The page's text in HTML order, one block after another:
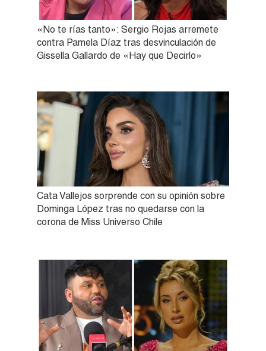
«No te rías tanto»: Sergio Rojas arremete
contra Pamela Díaz tras desvinculación de
Gissella Gallardo de «Hay que Decirlo»
Cata Vallejos sorprende con su opinión sobre
Dominga López tras no quedarse con la
corona de Miss Universo Chile